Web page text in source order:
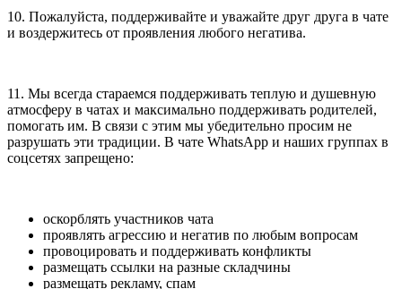
10. Пожалуйста, поддерживайте и уважайте друг друга в чате
и воздержитесь от проявления любого негатива.
11. Мы всегда стараемся поддерживать теплую и душевную
атмосферу в чатах и максимально поддерживать родителей,
помогать им. В связи с этим мы убедительно просим не
разрушать эти традиции. В чате WhatsApp и наших группах в
соцсетях запрещено:
оскорблять участников чата
проявлять агрессию и негатив по любым вопросам
провоцировать и поддерживать конфликты
размещать ссылки на разные складчины
размещать рекламу, спам